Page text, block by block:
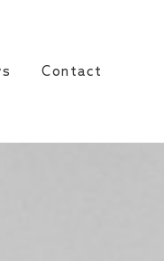
Contact